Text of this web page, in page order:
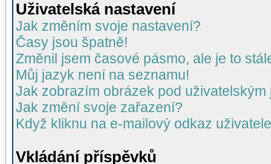
Uživatelská nastavení
Jak změním svoje nastavení?
Časy jsou špatně!
Změnil jsem časové pásmo, ale je to
Můj jazyk není na seznamu!
Jak zobrazím obrázek pod uživatelským
Jak změní svoje zařazení?
Když kliknu na e-mailový odkaz
Vkládání příspěvků